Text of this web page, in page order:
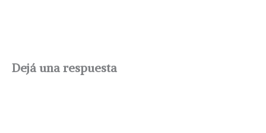
Dejá una respuesta